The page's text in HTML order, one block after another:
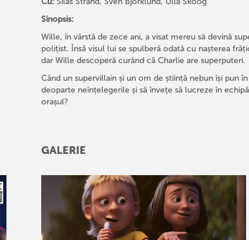
Sinopsis:
Wille, în vârstă de zece ani, a visat mereu să devină
polițist. Însă visul lui se spulberă odată cu nașterea
dar Wille descoperă curând că Charlie are superputeri.
Când un supervillain și un om de știință nebun își pun
deoparte neînțelegerile și să învețe să lucreze în
orașul?
GALERIE